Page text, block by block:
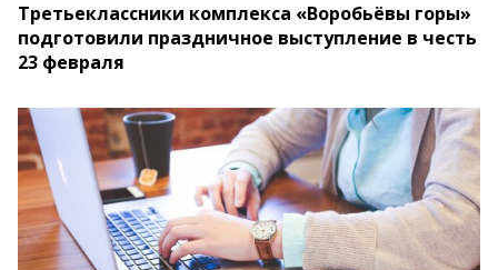
Третьеклассники комплекса «Воробьёвы горы»
подготовили праздничное выступление в честь
23 февраля